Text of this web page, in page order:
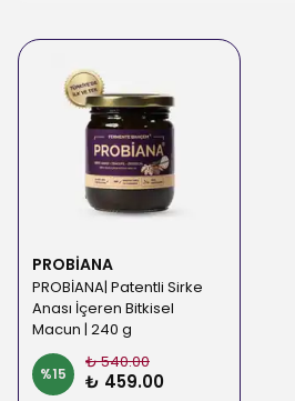
PROBİANA
PROBİANA| Patentli Sirke
Anası İçeren Bitkisel
Macun | 240 g
%15
₺ 540.00
₺ 459.00